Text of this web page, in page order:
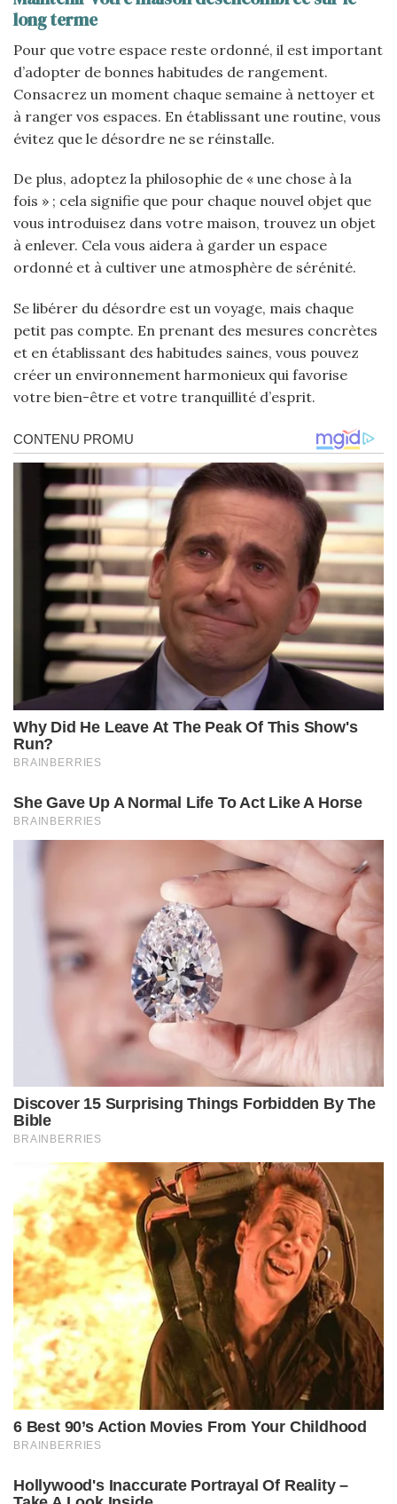
long terme
Pour que votre espace reste ordonné, il est important
d’adopter de bonnes habitudes de rangement.
Consacrez un moment chaque semaine à nettoyer et
à ranger vos espaces. En établissant une routine, vous
évitez que le désordre ne se réinstalle.
De plus, adoptez la philosophie de « une chose à la
fois » ; cela signifie que pour chaque nouvel objet que
vous introduisez dans votre maison, trouvez un objet
à enlever. Cela vous aidera à garder un espace
ordonné et à cultiver une atmosphère de sérénité.
Se libérer du désordre est un voyage, mais chaque
petit pas compte. En prenant des mesures concrètes
et en établissant des habitudes saines, vous pouvez
créer un environnement harmonieux qui favorise
votre bien-être et votre tranquillité d’esprit.